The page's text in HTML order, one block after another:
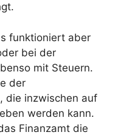
funktioniert aber
bei der
mit Steuern.
der
die inzwischen auf
werden kann.
Finanzamt die